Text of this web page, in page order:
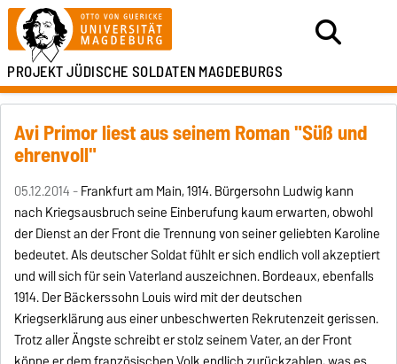
PROJEKTJÜDISCHE SOLDATENMAGDEBURGS
Avi Primor liest aus seinem Roman "Süß und
ehrenvoll"
05.12.2014 -Frankfurt am Main, 1914. Bürgersohn Ludwig kann
nach Kriegsausbruch seine Einberufung kaum erwarten, obwohl
der Dienst an der Front die Trennung von seiner geliebten Karoline
bedeutet. Als deutscher Soldat fühlt er sich endlich voll akzeptiert
und will sich für sein Vaterland auszeichnen. Bordeaux, ebenfalls
1914. Der Bäckerssohn Louis wird mit der deutschen
Kriegserklärung aus einer unbeschwerten Rekrutenzeit gerissen.
Trotz aller Ängste schreibt er stolz seinem Vater, an der Front